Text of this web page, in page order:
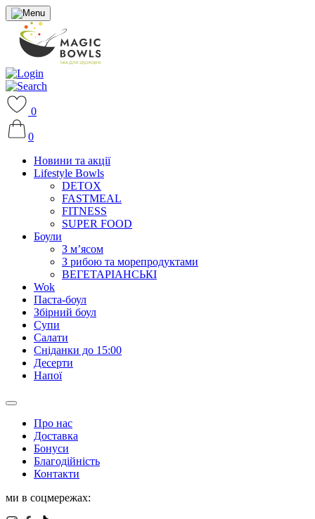
0
0
Новини та акції
Lifestyle Bowls
DETOX
FASTMEAL
FITNESS
SUPER FOOD
Боули
З м’ясом
З рибою та морепродуктами
ВЕГЕТАРІАНСЬКІ
Wok
Паста-боул
Збірний боул
Супи
Салати
Сніданки до 15:00
Десерти
Напої
Про нас
Доставка
Бонуси
Благодійність
Контакти
ми в соцмережах: